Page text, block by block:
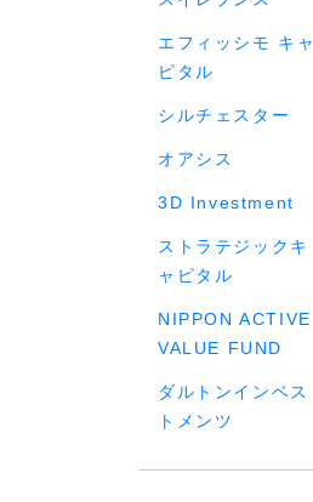
エフィッシモ キャ
ピタル
シルチェスター
オアシス
3D Investment
ストラテジックキ
ャピタル
NIPPON ACTIVE
VALUE FUND
ダルトンインベス
トメンツ